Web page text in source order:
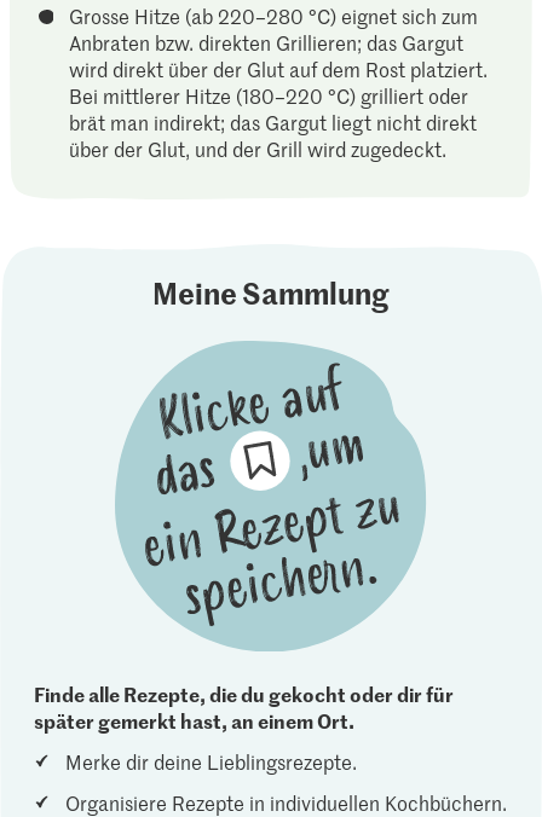
Grosse Hitze (ab 220–280 °C) eignet sich zum
Anbraten bzw. direkten Grillieren; das Gargut
wird direkt über der Glut auf dem Rost platziert.
Bei mittlerer Hitze (180–220 °C) grilliert oder
brät man indirekt; das Gargut liegt nicht direkt
über der Glut, und der Grill wird zugedeckt.
Meine Sammlung
Finde alle Rezepte, die du gekocht oder dir für
später gemerkt hast, an einem Ort.
Merke dir deine Lieblingsrezepte.
Organisiere Rezepte in individuellen Kochbüchern.